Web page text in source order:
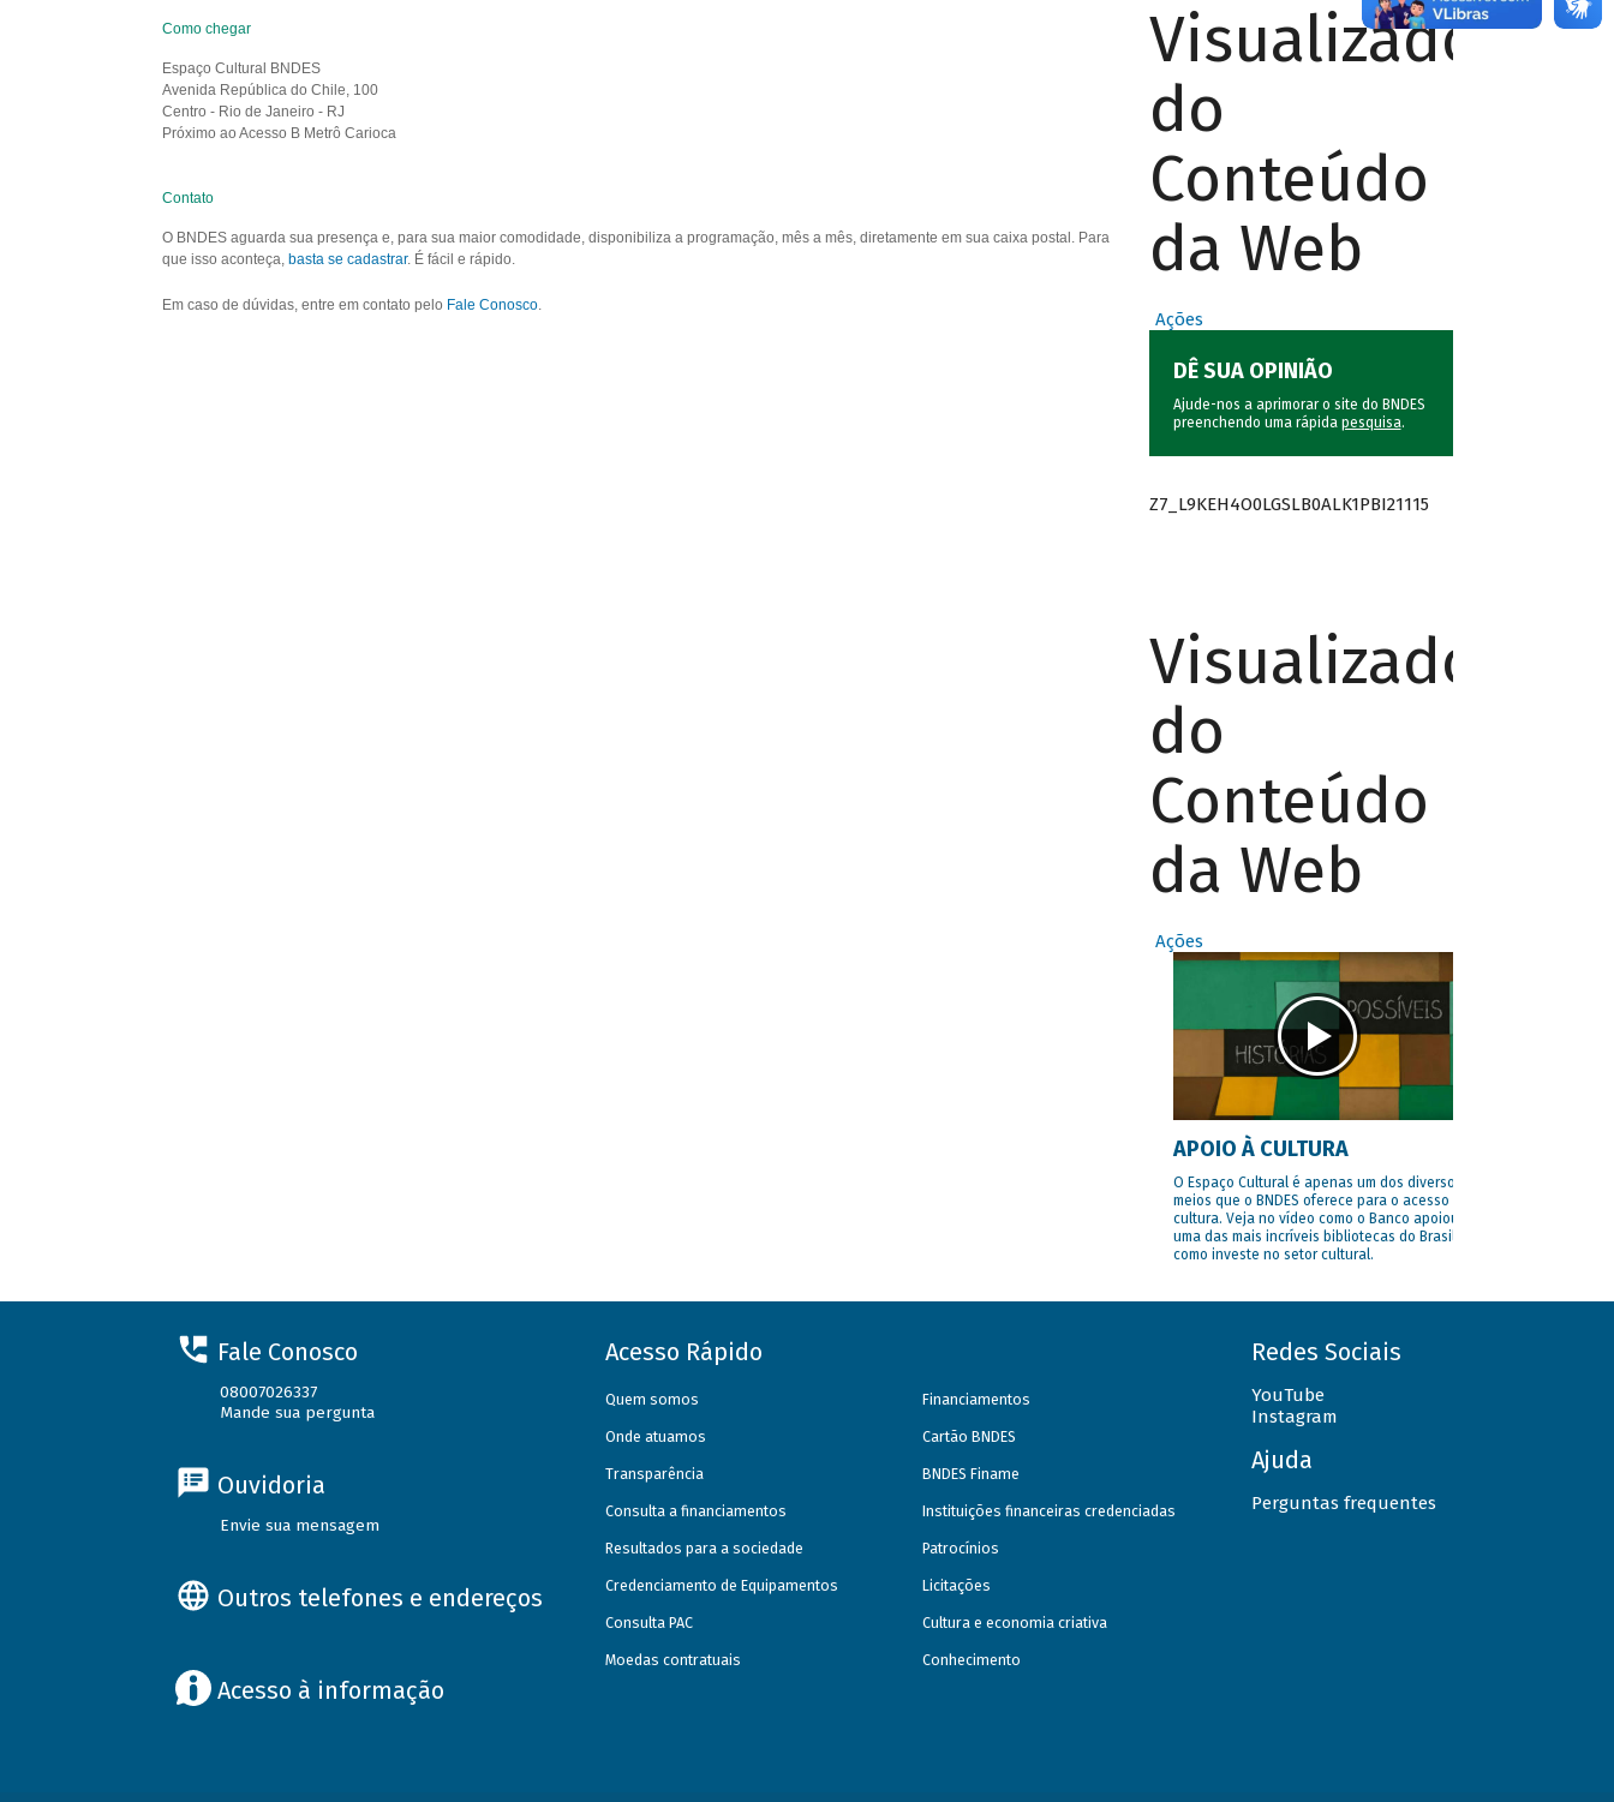
Como chegar
Espaço Cultural BNDES
Avenida República do Chile, 100
Centro - Rio de Janeiro - RJ
Próximo ao Acesso B Metrô Carioca
Contato
O BNDES aguarda sua presença e, para sua maior comodidade, disponibiliza a programação, mês a mês, diretamente em sua caixa postal. Para
que isso aconteça, basta se cadastrar. É fácil e rápido.
Em caso de dúvidas, entre em contato pelo Fale Conosco.
Visualizador
do
Conteúdo
da Web
Ações
DÊ SUA OPINIÃO
Ajude-nos a aprimorar o site do BNDES
preenchendo uma rápida pesquisa.
Z7_L9KEH4O0LGSLB0ALK1PBI21115
Visualizador
do
Conteúdo
da Web
Ações
APOIO À CULTURA
O Espaço Cultural é apenas um dos diversos
meios que o BNDES oferece para o acesso à
cultura. Veja no vídeo como o Banco apoiou
uma das mais incríveis bibliotecas do Brasil e
como investe no setor cultural.
Fale Conosco
08007026337
Mande sua pergunta
Ouvidoria
Envie sua mensagem
Outros telefones e endereços
Acesso à informação
Acesso Rápido
Quem somos
Onde atuamos
Transparência
Consulta a financiamentos
Resultados para a sociedade
Credenciamento de Equipamentos
Consulta PAC
Moedas contratuais
Financiamentos
Cartão BNDES
BNDES Finame
Instituições financeiras credenciadas
Patrocínios
Licitações
Cultura e economia criativa
Conhecimento
Redes Sociais
YouTube
Instagram
Ajuda
Perguntas frequentes